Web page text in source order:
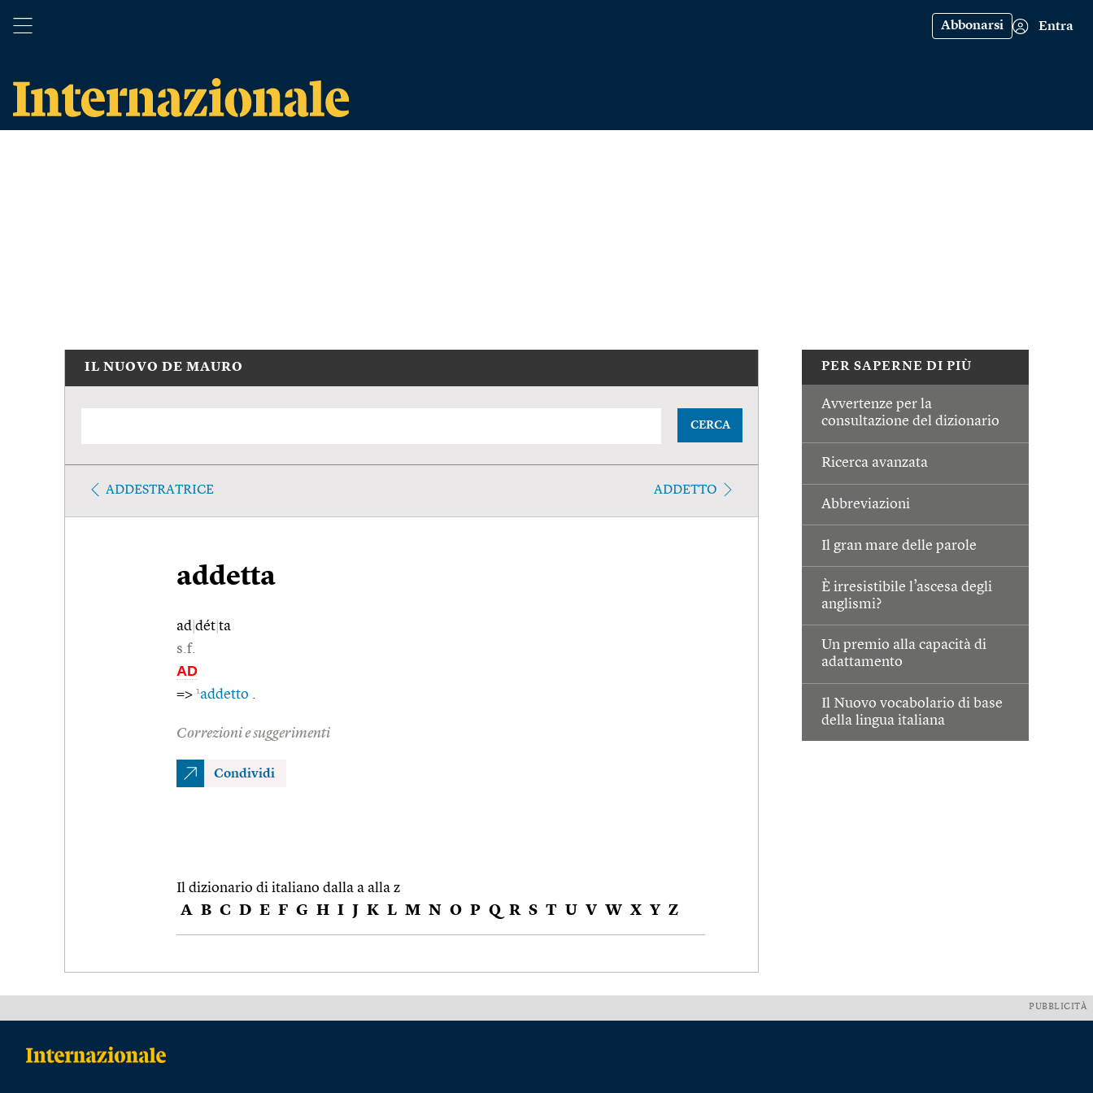
Abbonarsi Entra
PER SAPERNE DI PIÙ
Avvertenze per la
consultazione del dizionario
Ricerca avanzata
Abbreviazioni
Il gran mare delle parole
È irresistibile l’ascesa degli
anglismi?
Un premio alla capacità di
adattamento
Il Nuovo vocabolario di base
della lingua italiana
IL NUOVO DE MAURO
CERCA
ADDESTRATRICE ADDETTO
addetta
ad dét ta
s.f.
AD
=> 1addetto .
Correzioni e suggerimenti
Condividi
Il dizionario di italiano dalla a alla z
A B C D E F G H I J K L M N O P Q R S T U V W X Y Z
PUBBLICITÀ